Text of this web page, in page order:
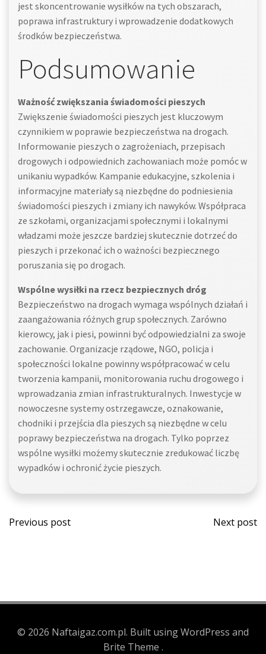
jest skoncentrowanie wysiłków na tych obszarach,
poprawa infrastruktury i wprowadzenie dodatkowych
środków bezpieczeństwa.
Podsumowanie
Ważność zwiększania świadomości pieszych
Zwiększenie świadomości pieszych jest kluczowym
czynnikiem w poprawie bezpieczeństwa na drogach.
Informowanie pieszych o zagrożeniach, przepisach
drogowych i odpowiednich zachowaniach może pomóc w
unikaniu wypadków. Kampanie edukacyjne, szkolenia i
informacyjne materiały są niezbędne do podniesienia
świadomości pieszych i zmiany ich nawyków. Współpraca
ze szkołami, organizacjami społecznymi i lokalnymi
władzami może jeszcze bardziej skutecznie dotrzeć do
pieszych i przekonać ich o ważności bezpiecznego
poruszania się po drogach.
Wspólne wysiłki na rzecz bezpiecznych dróg
Bezpieczeństwo na drogach wymaga wspólnych działań i
zaangażowania różnych grup społecznych. Zarówno
kierowcy, jak i piesi, powinni być odpowiedzialni za swoje
zachowanie. Organizacje rządowe, NGO, policja i
społeczności lokalne powinny współpracować w celu
tworzenia kampanii, monitorowania ruchu drogowego i
wprowadzania zmian infrastrukturalnych. Inwestycje w
nowoczesne systemy ostrzegawcze, oznakowanie,
chodniki i przejścia dla pieszych są niezbędne w celu
poprawy bezpieczeństwa na drogach. Tylko poprzez
wspólne wysiłki możemy skutecznie zredukować liczbę
wypadków i ochronić życie pieszych.
Post
Previous post
Post
Next post
© 2026 Naftaigaz.com.pl. Built using WordPress and
Brite Theme .